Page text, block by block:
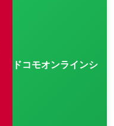
ドコモオンラインシ